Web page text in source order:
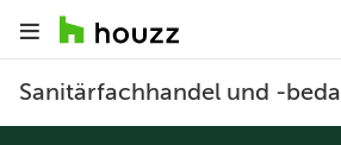
Sanitärfachhandel und -